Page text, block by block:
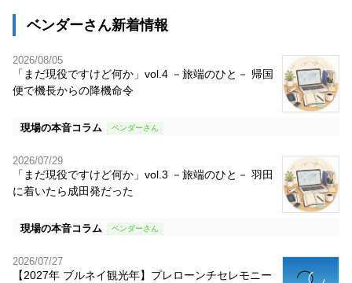
ベンダーさん新着情報
2026/08/05
「まだ現役ですけど何か」vol.4 －旅端のひと－ 帰国
便で機長からの降機命令
現場の本音コラム
2026/07/29
「まだ現役ですけど何か」vol.3 －旅端のひと－ 羽田
に着いたら成田発だった
現場の本音コラム
2026/07/27
【2027年 ブルネイ観光年】プレローンチセレモニー